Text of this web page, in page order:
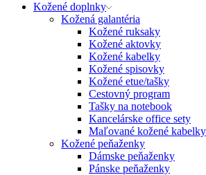
Kožené doplnky
Kožená galantéria
Kožené ruksaky
Kožené aktovky
Kožené kabelky
Kožené spisovky
Kožené etue/tašky
Cestovný program
Tašky na notebook
Kancelárske office sety
Maľované kožené kabelky
Kožené peňaženky
Dámske peňaženky
Pánske peňaženky